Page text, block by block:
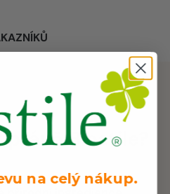
Biostile?
na celý nákup.